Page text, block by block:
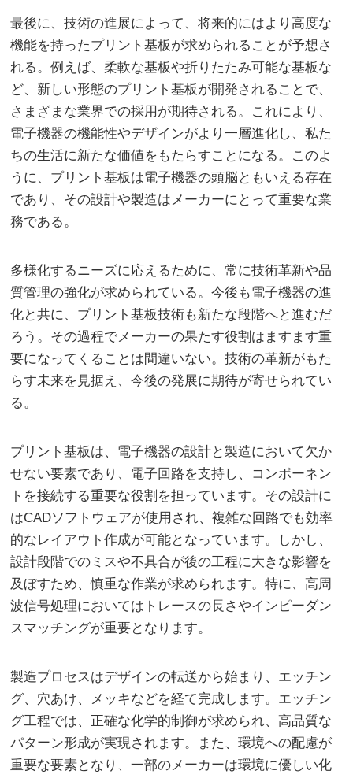
最後に、技術の進展によって、将来的にはより高度な
機能を持ったプリント基板が求められることが予想さ
れる。例えば、柔軟な基板や折りたたみ可能な基板な
ど、新しい形態のプリント基板が開発されることで、
さまざまな業界での採用が期待される。これにより、
電子機器の機能性やデザインがより一層進化し、私た
ちの生活に新たな価値をもたらすことになる。このよ
うに、プリント基板は電子機器の頭脳ともいえる存在
であり、その設計や製造はメーカーにとって重要な業
務である。
多様化するニーズに応えるために、常に技術革新や品
質管理の強化が求められている。今後も電子機器の進
化と共に、プリント基板技術も新たな段階へと進むだ
ろう。その過程でメーカーの果たす役割はますます重
要になってくることは間違いない。技術の革新がもた
らす未来を見据え、今後の発展に期待が寄せられてい
る。
プリント基板は、電子機器の設計と製造において欠か
せない要素であり、電子回路を支持し、コンポーネン
トを接続する重要な役割を担っています。その設計に
はCADソフトウェアが使用され、複雑な回路でも効率
的なレイアウト作成が可能となっています。しかし、
設計段階でのミスや不具合が後の工程に大きな影響を
及ぼすため、慎重な作業が求められます。特に、高周
波信号処理においてはトレースの長さやインピーダン
スマッチングが重要となります。
製造プロセスはデザインの転送から始まり、エッチン
グ、穴あけ、メッキなどを経て完成します。エッチン
グ工程では、正確な化学的制御が求められ、高品質な
パターン形成が実現されます。また、環境への配慮が
重要な要素となり、一部のメーカーは環境に優しい化